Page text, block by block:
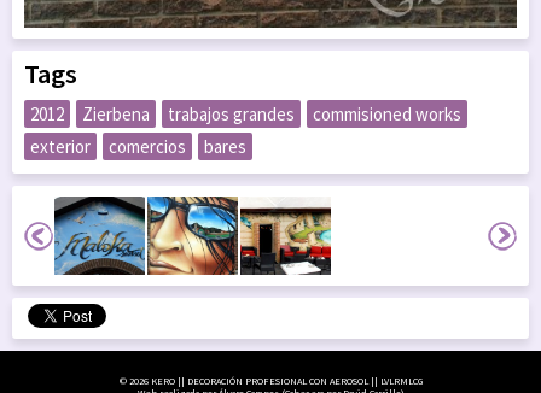
Tags
2012 Zierbena trabajos grandes
commisioned works
exterior
comercios bares
© 2026 KERO || DECORACIÓN PROFESIONAL CON AEROSOL || LVLRMLCG